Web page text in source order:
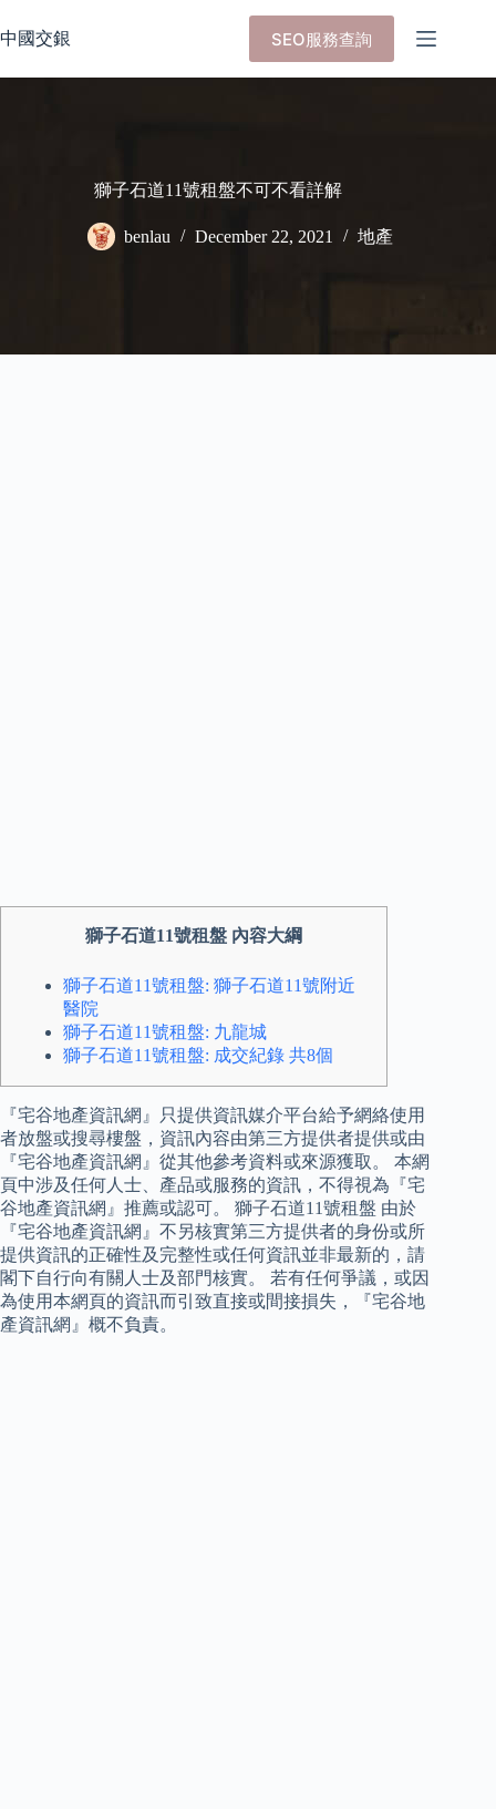
to
content
中國交銀 SEO服務查詢
獅子石道11號租盤不可不看詳解
benlau December 22, 2021 地產
獅子石道11號租盤 內容大綱
獅子石道11號租盤: 獅子石道11號附近
醫院
獅子石道11號租盤: 九龍城
獅子石道11號租盤: 成交紀錄 共8個
『宅谷地產資訊網』只提供資訊媒介平台給予網絡使用
者放盤或搜尋樓盤，資訊內容由第三方提供者提供或由
『宅谷地產資訊網』從其他參考資料或來源獲取。 本網
頁中涉及任何人士、產品或服務的資訊，不得視為『宅
谷地產資訊網』推薦或認可。 獅子石道11號租盤 由於
『宅谷地產資訊網』不另核實第三方提供者的身份或所
提供資訊的正確性及完整性或任何資訊並非最新的，請
閣下自行向有關人士及部門核實。 若有任何爭議，或因
為使用本網頁的資訊而引致直接或間接損失，『宅谷地
產資訊網』概不負責。